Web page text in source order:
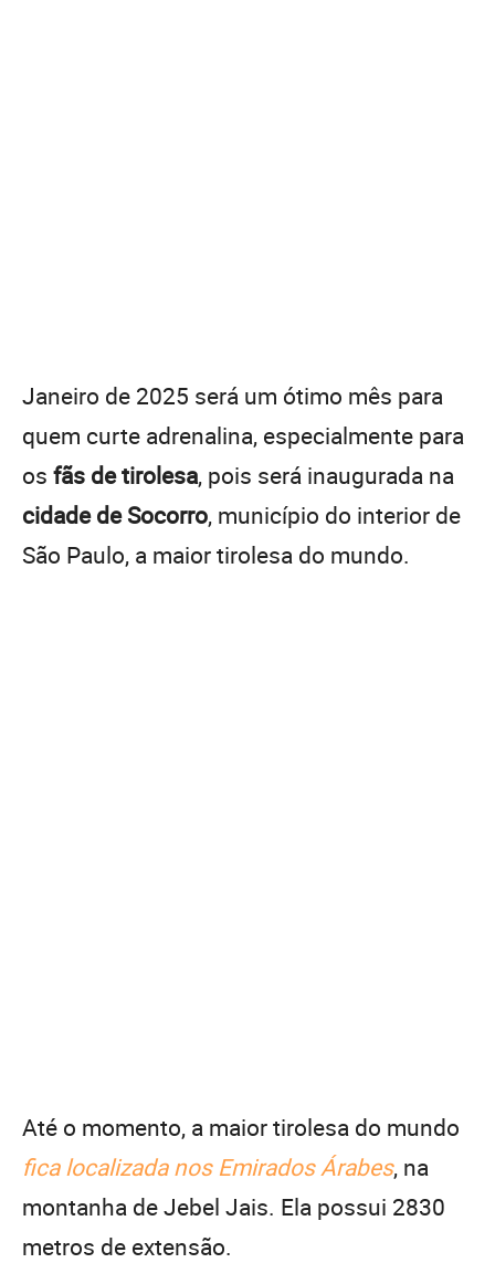
Janeiro de 2025 será um ótimo mês para
quem curte adrenalina, especialmente para
os fãs de tirolesa, pois será inaugurada na
cidade de Socorro, município do interior de
São Paulo, a maior tirolesa do mundo.
Até o momento, a maior tirolesa do mundo
fica localizada nos Emirados Árabes, na
montanha de Jebel Jais. Ela possui 2830
metros de extensão.